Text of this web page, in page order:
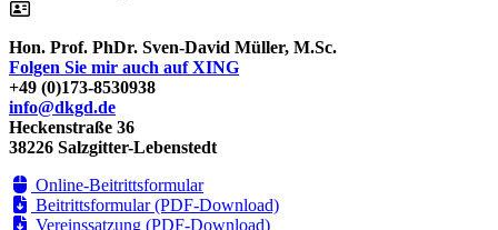
Hon. Prof. PhDr. Sven-David Müller, M.Sc.
Folgen Sie mir auch auf XING
+49 (0)173-8530938
info@dkgd.de
Heckenstraße 36
38226 Salzgitter-Lebenstedt
Online-Beitrittsformular
Beitrittsformular (PDF-Download)
Vereinssatzung (PDF-Download)